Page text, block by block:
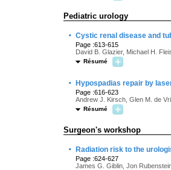
Pediatric urology
· Cystic renal disease and
Page :613-615
David B. Glazier, Michael H.
Résumé
· Hypospadias repair by
Page :616-623
Andrew J. Kirsch, Glen M. de
Résumé
Surgeon's workshop
· Radiation risk to the
Page :624-627
James G. Giblin, Jon